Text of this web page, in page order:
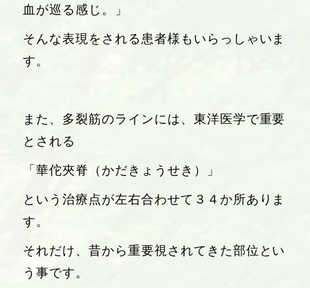
血が巡る感じ。」
そんな表現をされる患者様もいらっしゃいま
す。
また、多裂筋のラインには、東洋医学で重要
とされる
「華佗夾脊（かだきょうせき）」
という治療点が左右合わせて３４か所ありま
す。
それだけ、昔から重要視されてきた部位とい
う事です。